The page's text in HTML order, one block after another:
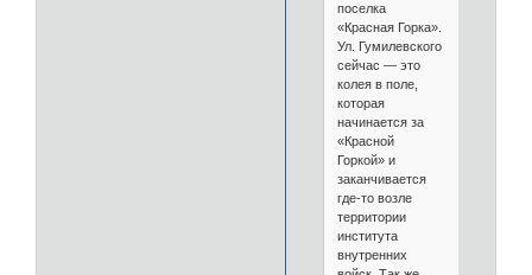
поселка
«Красная Горка».
Ул. Гумилевского
сейчас — это
колея в поле,
которая
начинается за
«Красной
Горкой» и
заканчивается
где-то возле
территории
института
внутренних